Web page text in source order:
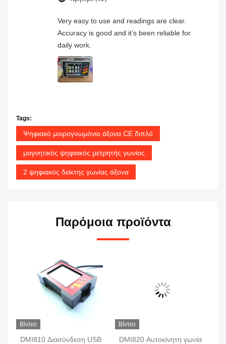
Very easy to use and readings are clear.
Accuracy is good and it’s been reliable for
daily work.
Tags:
Ψηφιακό μοιρογνωμόνιο άξονα CE διπλό
μαγνητικός ψηφιακός μετρητής γωνίας
2 ψηφιακός δείκτης γωνίας άξονα
Παρόμοια προϊόντα
Βίντεο
DMI810 Διασύνδεση USB
Βίντεο
DMI820 Αυτοκίνητη γωνία